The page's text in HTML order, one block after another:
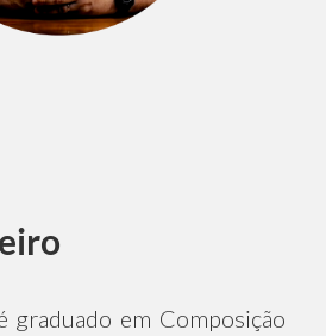
graduado em Composição